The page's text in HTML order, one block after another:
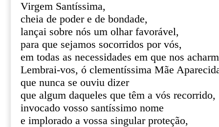
Virgem Santíssima,
cheia de poder e de bondade,
lançai sobre nós um olhar favorável,
para que sejamos socorridos por vós,
em todas as necessidades em que nos
Lembrai-vos, ó clementíssima Mãe
que nunca se ouviu dizer
que algum daqueles que têm a vós recorrido,
invocado vosso santíssimo nome
e implorado a vossa singular proteção,